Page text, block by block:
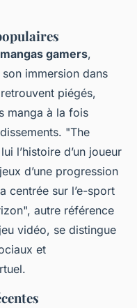
gamers,
immersion dans
piégés,
manga à la fois
"The
l’histoire d’un joueur
d’une progression
centrée sur l’e-sport
autre référence
vidéo, se distingue
et